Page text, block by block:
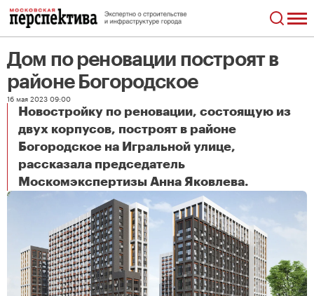
Дом по реновации построят в
районе Богородское
16 мая 2023 09:00
Новостройку по реновации, состоящую из
двух корпусов, построят в районе
Богородское на Игральной улице,
рассказала председатель
Москомэкспертизы Анна Яковлева.
Дом по реновации построят в районе Богородское